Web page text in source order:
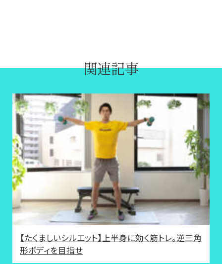
関連記事
【たくましいシルエット】上半身に効く筋トレ。逆三角
形ボディを目指せ